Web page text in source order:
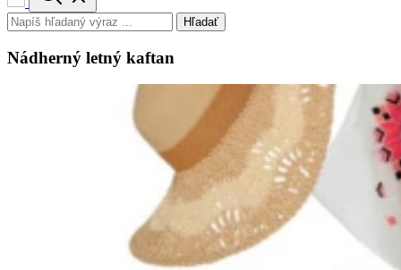
Hľadať
Nádherný letný kaftan